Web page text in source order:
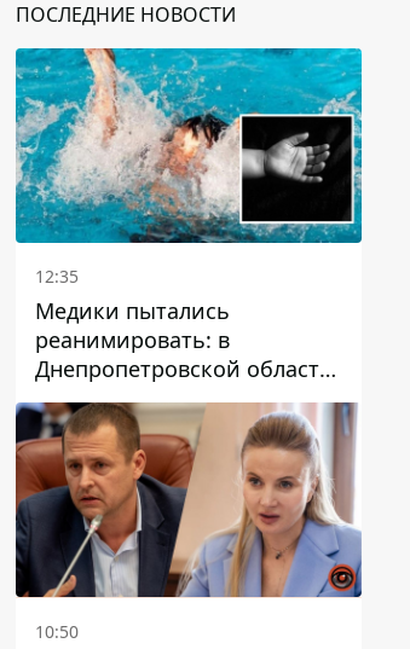
ПОСЛЕДНИЕ НОВОСТИ
12:35
Медики пытались
реанимировать: в
Днепропетровской области
двухлетний мальчик утонул
в бассейне
10:50